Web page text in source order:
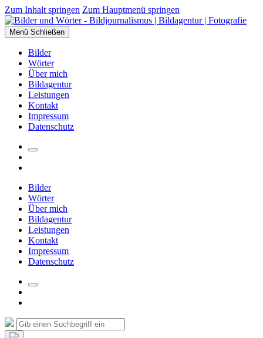
Zum Inhalt springen Zum Hauptmenü springen
Menü Schließen
Bilder
Wörter
Über mich
Bildagentur
Leistungen
Kontakt
Impressum
Datenschutz
Suchfeld
Bilder
Wörter
Über mich
Bildagentur
Leistungen
Kontakt
Impressum
Datenschutz
Suchfeld
Suche
nach:
Suchen